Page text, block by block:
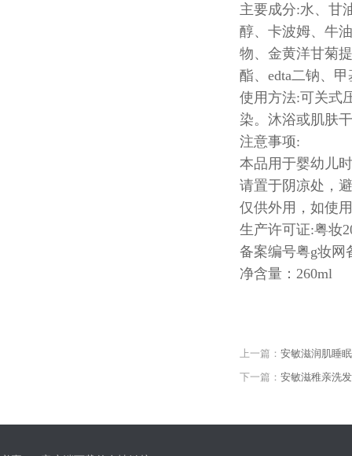
主要成分:水、甘
醇、卡波姆、牛
物、金黄洋甘菊
酯、edta二钠、
使用方法:可关式
染。沐浴或肌肤
注意事项:
本品用于婴幼儿
请置于阴凉处，
仅供外用，如使
生产许可证:粤妆
备案编号粤g妆网
净含量：260ml
上一篇： 安敏滋润肌睡
下一篇： 安敏滋稚亲洗